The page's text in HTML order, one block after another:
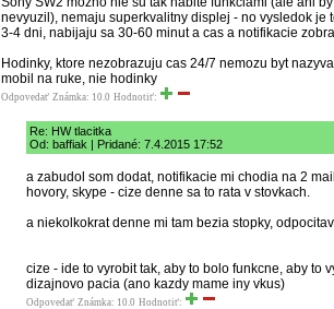
nevyuzil), nemaju superkvalitny displej - no vysledok je
3-4 dni, nabijaju sa 30-60 minut a cas a notifikacie
Hodinky, ktore nezobrazuju cas 24/7 nemozu byt
mobil na ruke, nie hodinky
Odpovedať Známka: 10.0 Hodnotiť:
Re: HW tlacitka
Od: baffiak | Pridané: 7.4.2015 17:52
a zabudol som dodat, notifikacie mi chodia na 2
hovory, skype - cize denne sa to rata v stovkach.
a niekolkokrat denne mi tam bezia stopky,
cize - ide to vyrobit tak, aby to bolo funkcne, aby to
dizajnovo pacia (ano kazdy mame iny vkus)
Odpovedať Známka: 10.0 Hodnotiť: